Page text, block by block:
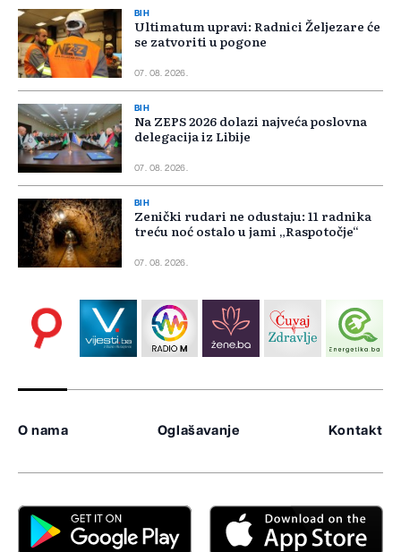
BIH
Ultimatum upravi: Radnici Željezare će
se zatvoriti u pogone
07. 08. 2026.
BIH
Na ZEPS 2026 dolazi najveća poslovna
delegacija iz Libije
07. 08. 2026.
BIH
Zenički rudari ne odustaju: 11 radnika
treću noć ostalo u jami „Raspotočje“
07. 08. 2026.
O nama Oglašavanje Kontakt